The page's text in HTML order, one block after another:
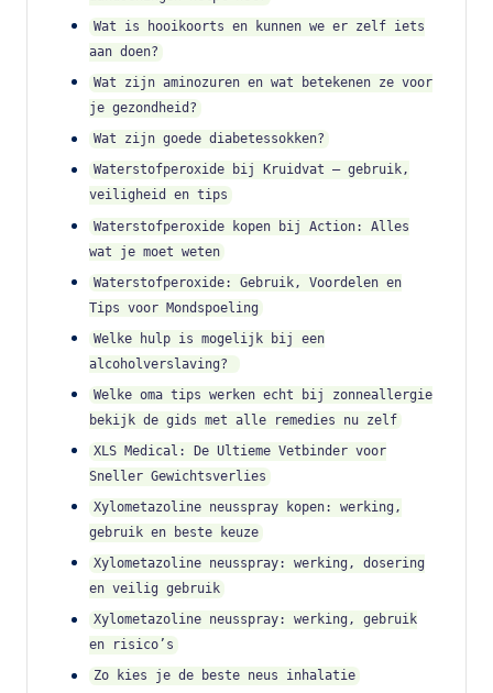
Wat is hooikoorts en kunnen we er zelf iets
aan doen?
Wat zijn aminozuren en wat betekenen ze voor
je gezondheid?
Wat zijn goede diabetessokken?
Waterstofperoxide bij Kruidvat – gebruik,
veiligheid en tips
Waterstofperoxide kopen bij Action: Alles
wat je moet weten
Waterstofperoxide: Gebruik, Voordelen en
Tips voor Mondspoeling
Welke hulp is mogelijk bij een
alcoholverslaving?
Welke oma tips werken echt bij zonneallergie
bekijk de gids met alle remedies nu zelf
XLS Medical: De Ultieme Vetbinder voor
Sneller Gewichtsverlies
Xylometazoline neusspray kopen: werking,
gebruik en beste keuze
Xylometazoline neusspray: werking, dosering
en veilig gebruik
Xylometazoline neusspray: werking, gebruik
en risico’s
Zo kies je de beste neus inhalatie